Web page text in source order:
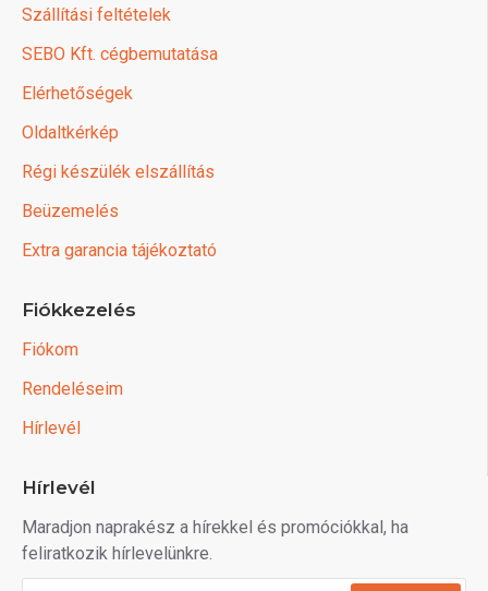
Szállítási feltételek
SEBO Kft. cégbemutatása
Elérhetőségek
Oldaltkérkép
Régi készülék elszállítás
Beüzemelés
Extra garancia tájékoztató
Fiókkezelés
Fiókom
Rendeléseim
Hírlevél
Hírlevél
Maradjon naprakész a hírekkel és promóciókkal, ha
feliratkozik hírlevelünkre.